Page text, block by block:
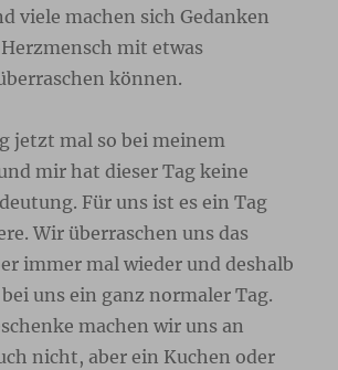
viele machen sich Gedanken
mit etwas
können.
jetzt mal so bei meinem
mir hat dieser Tag keine
Für uns ist es ein Tag
Wir überraschen uns das
immer mal wieder und deshalb
uns ein ganz normaler Tag.
machen wir uns an
nicht, aber ein Kuchen oder